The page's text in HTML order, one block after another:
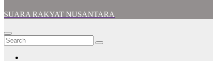
SUARA RAKYAT NUSANTARA